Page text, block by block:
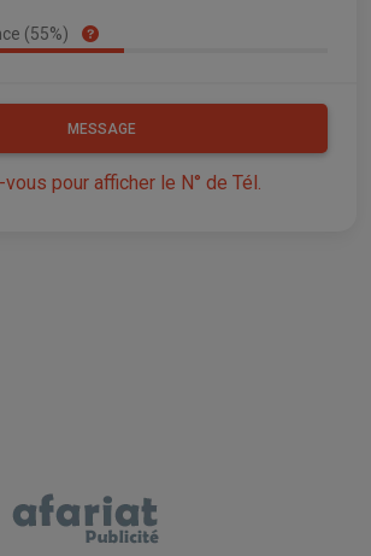
(55%)
MESSAGE
pour afficher le N° de Tél.